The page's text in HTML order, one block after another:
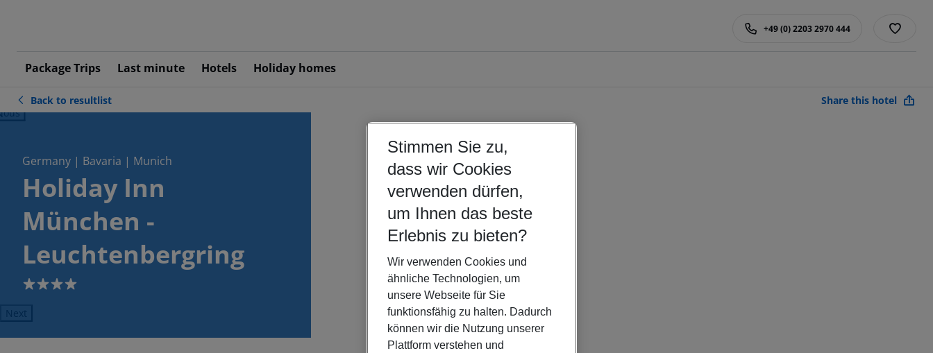
Package Trips Last minute Hotels Holiday homes
+49 (0) 2203 2970 444
Back to resultlist Share this hotel
Germany | Bavaria | Munich
Holiday Inn
München -
Leuchtenbergring
4
Next
Stimmen Sie zu,
dass wir Cookies
verwenden dürfen,
um Ihnen das beste
Erlebnis zu bieten?
Wir verwenden Cookies und
ähnliche Technologien, um
unsere Webseite für Sie
funktionsfähig zu halten. Dadurch
können wir die Nutzung unserer
Plattform verstehen und